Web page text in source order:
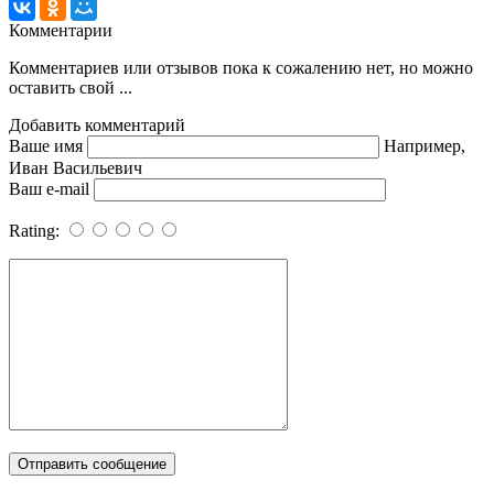
Комментарии
Комментариев или отзывов пока к сожалению нет, но можно
оставить свой ...
Добавить комментарий
Ваше имя
Например,
Иван Васильевич
Ваш e-mail
Rating: